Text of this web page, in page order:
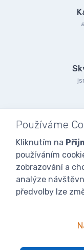
Používáme
Kliknutím na
používáním
zobrazování a
analýze
předvolby lze